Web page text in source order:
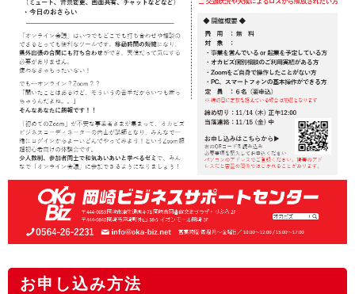
お申し込み方法